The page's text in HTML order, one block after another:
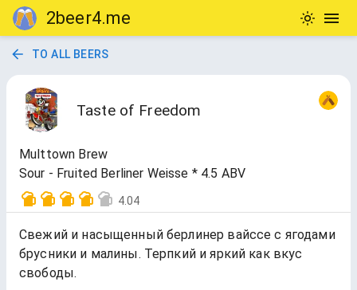
2beer4.me
TO ALL BEERS
Taste of Freedom
Multtown Brew
Sour - Fruited Berliner Weisse * 4.5 ABV
4.04
Свежий и насыщенный берлинер вайссе с ягодами
брусники и малины. Терпкий и яркий как вкус
свободы.